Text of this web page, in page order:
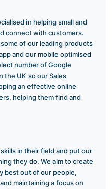
in helping small and
connect with customers.
of our leading products
and our mobile optimised
number of Google
the UK so our Sales
an effective online
helping them find and
in their field and put our
they do. We aim to create
best out of our people,
maintaining a focus on